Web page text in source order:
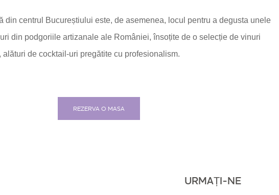
din centrul Bucureștiului este, de asemenea, locul pentru a degusta unele
din podgoriile artizanale ale României, însoțite de o selecție de vinuri
alături de cocktail-uri pregătite cu profesionalism.
REZERVA O MASA
URMAȚI-NE